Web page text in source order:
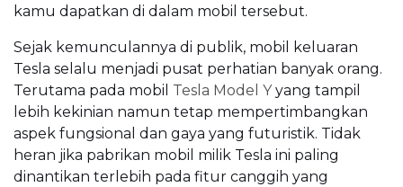
kamu dapatkan di dalam mobil tersebut.
Sejak kemunculannya di publik, mobil keluaran
Tesla selalu menjadi pusat perhatian banyak orang.
Terutama pada mobil Tesla Model Yyang tampil
lebih kekinian namun tetap mempertimbangkan
aspek fungsional dan gaya yang futuristik. Tidak
heran jika pabrikan mobil milik Tesla ini paling
dinantikan terlebih pada fitur canggih yang